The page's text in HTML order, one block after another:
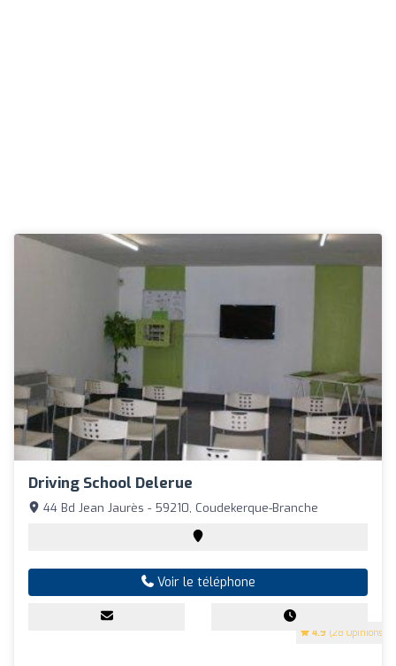
Driving School Delerue
4.9 (28 Opinions)
44 Bd Jean Jaurès - 59210, Coudekerque-Branche
Voir le téléphone